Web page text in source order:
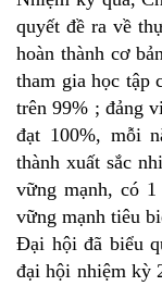
quyết đề ra về
hoàn thành cơ
tham gia học tập
trên 99% ; đảng
đạt 100%, mỗi
thành xuất sắc
vững mạnh, có
vững mạnh tiêu
Đại hội đã biểu
đại hội nhiệm kỳ